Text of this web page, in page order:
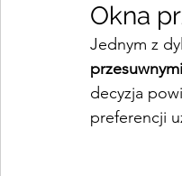
Okna
Jednym z
decyzja
preferencji